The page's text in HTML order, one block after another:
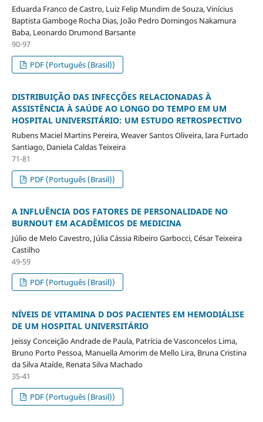
Eduarda Franco de Castro, Luiz Felip Mundim de Souza, Vinícius
Baptista Gamboge Rocha Dias, João Pedro Domingos Nakamura
Baba, Leonardo Drumond Barsante
90-97
PDF (Português (Brasil))
DISTRIBUIÇÃO DAS INFECÇÕES RELACIONADAS À
ASSISTÊNCIA À SAÚDE AO LONGO DO TEMPO EM UM
HOSPITAL UNIVERSITÁRIO: UM ESTUDO RETROSPECTIVO
Rubens Maciel Martins Pereira, Weaver Santos Oliveira, Iara Furtado
Santiago, Daniela Caldas Teixeira
71-81
PDF (Português (Brasil))
A INFLUÊNCIA DOS FATORES DE PERSONALIDADE NO
BURNOUT EM ACADÊMICOS DE MEDICINA
Júlio de Melo Cavestro, Júlia Cássia Ribeiro Garbocci, César Teixeira
Castilho
49-59
PDF (Português (Brasil))
NÍVEIS DE VITAMINA D DOS PACIENTES EM HEMODIÁLISE
DE UM HOSPITAL UNIVERSITÁRIO
Jeissy Conceição Andrade de Paula, Patrícia de Vasconcelos Lima,
Bruno Porto Pessoa, Manuella Amorim de Mello Lira, Bruna Cristina
da Silva Ataíde, Renata Silva Machado
35-41
PDF (Português (Brasil))